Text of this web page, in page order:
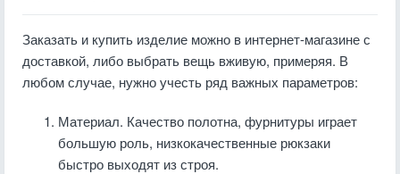
Заказать и купить изделие можно в интернет-магазине с
доставкой, либо выбрать вещь вживую, примеряя. В
любом случае, нужно учесть ряд важных параметров:
Материал. Качество полотна, фурнитуры играет
большую роль, низкокачественные рюкзаки
быстро выходят из строя.